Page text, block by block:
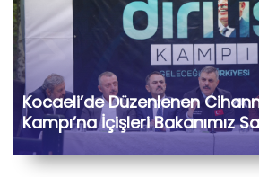
Kocaeli’de Düzenlenen
Kampı’na İçişleri Bakanımız
Çiftçi ile Birlikte Katılarak
Dostlarımızla Hasbihâl Ettik